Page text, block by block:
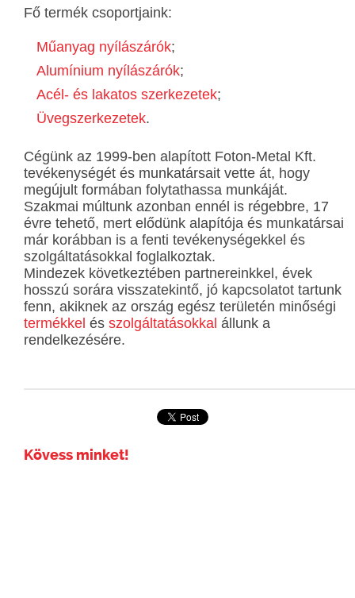
Fő termék csoportjaink:
Műanyag nyílászárók;
Alumínium nyílászárók;
Acél- és lakatos szerkezetek;
Üvegszerkezetek.
Cégünk az 1999-ben alapított Foton-Metal Kft.
tevékenységét és munkatársait vette át, hogy
megújult formában folytathassa munkáját.
Szakmai múltunk azonban ennél is régebbre, 17
évre tehető, mert elődünk alapítója és munkatársai
már korábban is a fenti tevékenységekkel és
szolgáltatásokkal foglalkoztak.
Mindezek következtében partnereinkkel, évek
hosszú sorára visszatekintő, jó kapcsolatot tartunk
fenn, akiknek az ország egész területén minőségi
termékkel és szolgáltatásokkal állunk a
rendelkezésére.
Kövess minket!